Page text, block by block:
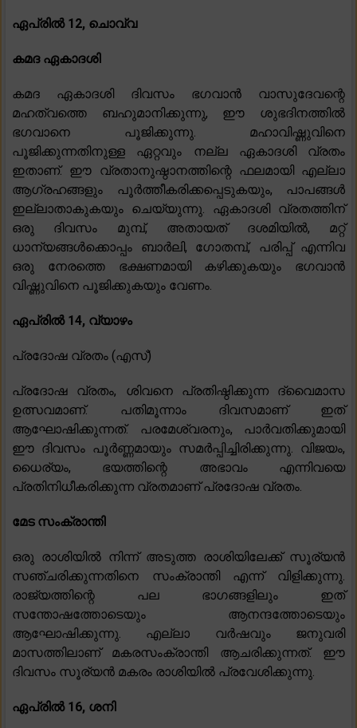
ഏപ്രിൽ 12, ചൊവ്വ
കമദ ഏകാദശി
കമദ ഏകാദശി ദിവസം ഭഗവാൻ വാസുദേവന്റെ
മഹത്വത്തെ ബഹുമാനിക്കുന്നു, ഈ ശുഭദിനത്തിൽ
ഭഗവാനെ പൂജിക്കുന്നു. മഹാവിഷ്ണുവിനെ
പൂജിക്കുന്നതിനുള്ള ഏറ്റവും നല്ല ഏകാദശി വ്രതം
ഇതാണ്. ഈ വ്രതാനുഷ്ഠാനത്തിന്റെ ഫലമായി എല്ലാ
ആഗ്രഹങ്ങളും പൂർത്തീകരിക്കപ്പെടുകയും, പാപങ്ങൾ
ഇല്ലാതാകുകയും ചെയ്യുന്നു. ഏകാദശി വ്രതത്തിന്
ഒരു ദിവസം മുമ്പ്, അതായത് ദശമിയിൽ, മറ്റ്
ധാന്യങ്ങൾക്കൊപ്പം ബാർലി, ഗോതമ്പ്, പരിപ്പ് എന്നിവ
ഒരു നേരത്തെ ഭക്ഷണമായി കഴിക്കുകയും ഭഗവാൻ
വിഷ്ണുവിനെ പൂജിക്കുകയും വേണം.
ഏപ്രിൽ 14, വ്യാഴം
പ്രദോഷ വ്രതം (എസ്)
പ്രദോഷ വ്രതം, ശിവനെ പ്രതിഷ്ഠിക്കുന്ന ദ്വൈമാസ
ഉത്സവമാണ്. പതിമൂന്നാം ദിവസമാണ് ഇത്
ആഘോഷിക്കുന്നത്. പരമേശ്വരനും, പാർവതിക്കുമായി
ഈ ദിവസം പൂർണ്ണമായും സമർപ്പിച്ചിരിക്കുന്നു. വിജയം,
ധൈര്യം, ഭയത്തിന്റെ അഭാവം എന്നിവയെ
പ്രതിനിധീകരിക്കുന്ന വ്രതമാണ് പ്രദോഷ വ്രതം.
മേട സംക്രാന്തി
ഒരു രാശിയിൽ നിന്ന് അടുത്ത രാശിയിലേക്ക് സൂര്യൻ
സഞ്ചരിക്കുന്നതിനെ സംക്രാന്തി എന്ന് വിളിക്കുന്നു.
രാജ്യത്തിന്റെ പല ഭാഗങ്ങളിലും ഇത്
സന്തോഷത്തോടെയും ആനന്ദത്തോടെയും
ആഘോഷിക്കുന്നു. എല്ലാ വർഷവും ജനുവരി
മാസത്തിലാണ് മകരസംക്രാന്തി ആചരിക്കുന്നത്. ഈ
ദിവസം സൂര്യൻ മകരം രാശിയിൽ പ്രവേശിക്കുന്നു.
ഏപ്രിൽ 16, ശനി